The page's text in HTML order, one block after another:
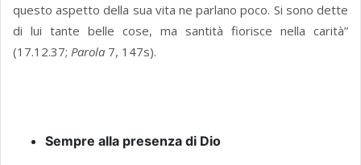
questo aspetto della sua vita ne parlano poco. Si sono dette
di lui tante belle cose, ma santità fiorisce nella carità”
(17.12.37; Parola 7, 147s).
Sempre alla presenza di Dio